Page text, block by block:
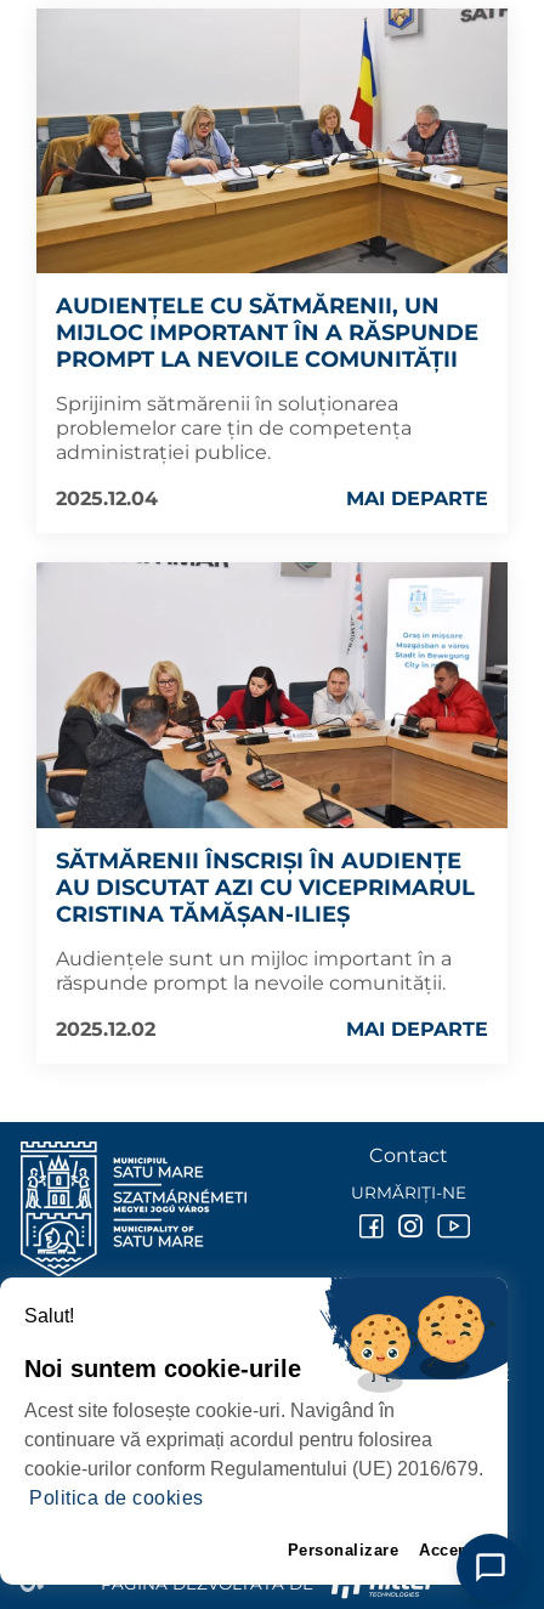
AUDIENȚELE CU SĂTMĂRENII, UN
MIJLOC IMPORTANT ÎN A RĂSPUNDE
PROMPT LA NEVOILE COMUNITĂȚII
Sprijinim sătmărenii în soluționarea
problemelor care țin de competența
administrației publice.
2025.12.04
MAI DEPARTE
SĂTMĂRENII ÎNSCRIȘI ÎN AUDIENȚE
AU DISCUTAT AZI CU VICEPRIMARUL
CRISTINA TĂMĂȘAN-ILIEȘ
Audiențele sunt un mijloc important în a
răspunde prompt la nevoile comunității.
2025.12.02
MAI DEPARTE
PROTECȚIA DATELOR PERSONALE
PAGINĂ DEZVOLTATĂ DE
PRIMĂRIA MUNICIPIULUI
P-ȚA 25 OCTOMBRIE, NR. 1 CORP M, 440026 SATU MARE
Contact
URMĂRIȚI-NE
Salut!
Noi suntem cookie-urile
Acest site folosește cookie-uri. Navigând în
continuare vă exprimați acordul pentru folosirea
cookie-urilor conform Regulamentului (UE) 2016/679.
Politica de cookies
Personalizare Accept